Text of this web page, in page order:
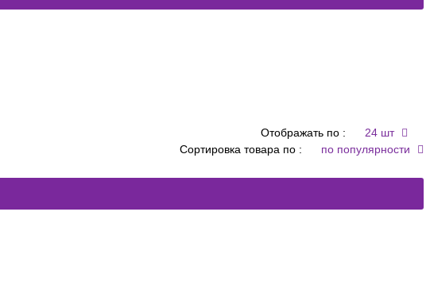
Отображать по :
24 шт
Сортировка товара по :
по популярности